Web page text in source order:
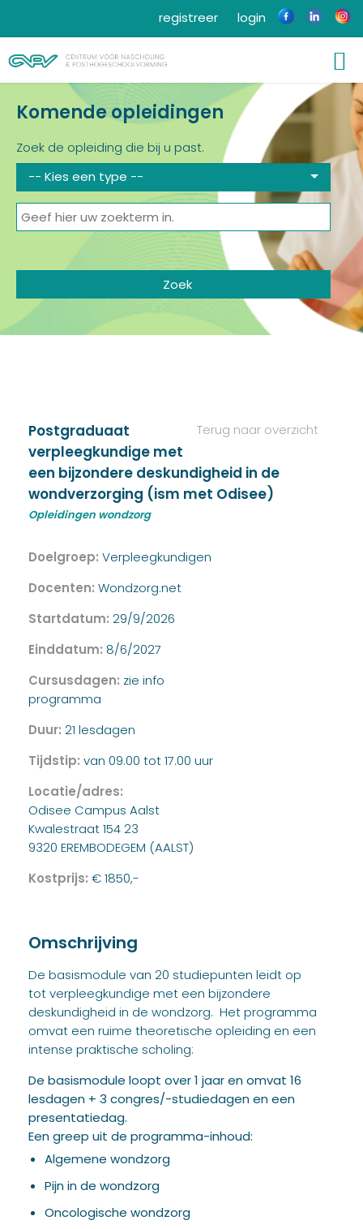
login
registreer
Komende opleidingen
Zoek de opleiding die bij u past.
-- Kies een type --
Terug naar overzicht
Postgraduaat
verpleegkundige met
een bijzondere deskundigheid in de
wondverzorging (ism met Odisee)
Opleidingen wondzorg
Doelgroep: Verpleegkundigen
Docenten: Wondzorg.net
Startdatum: 29/9/2026
Einddatum: 8/6/2027
Cursusdagen: zie info
programma
Duur: 21 lesdagen
Tijdstip: van 09.00 tot 17.00 uur
Locatie/adres:
Odisee Campus Aalst
Kwalestraat 154 23
9320 EREMBODEGEM (AALST)
Kostprijs: € 1850,-
Omschrijving
De basismodule van 20 studiepunten leidt op
tot verpleegkundige met een bijzondere
deskundigheid in de wondzorg. Het programma
omvat een ruime theoretische opleiding en een
intense praktische scholing:
De basismodule loopt over 1 jaar en omvat 16
lesdagen + 3 congres/-studiedagen en een
presentatiedag.
Een greep uit de programma-inhoud:
Algemene wondzorg
Pijn in de wondzorg
Oncologische wondzorg